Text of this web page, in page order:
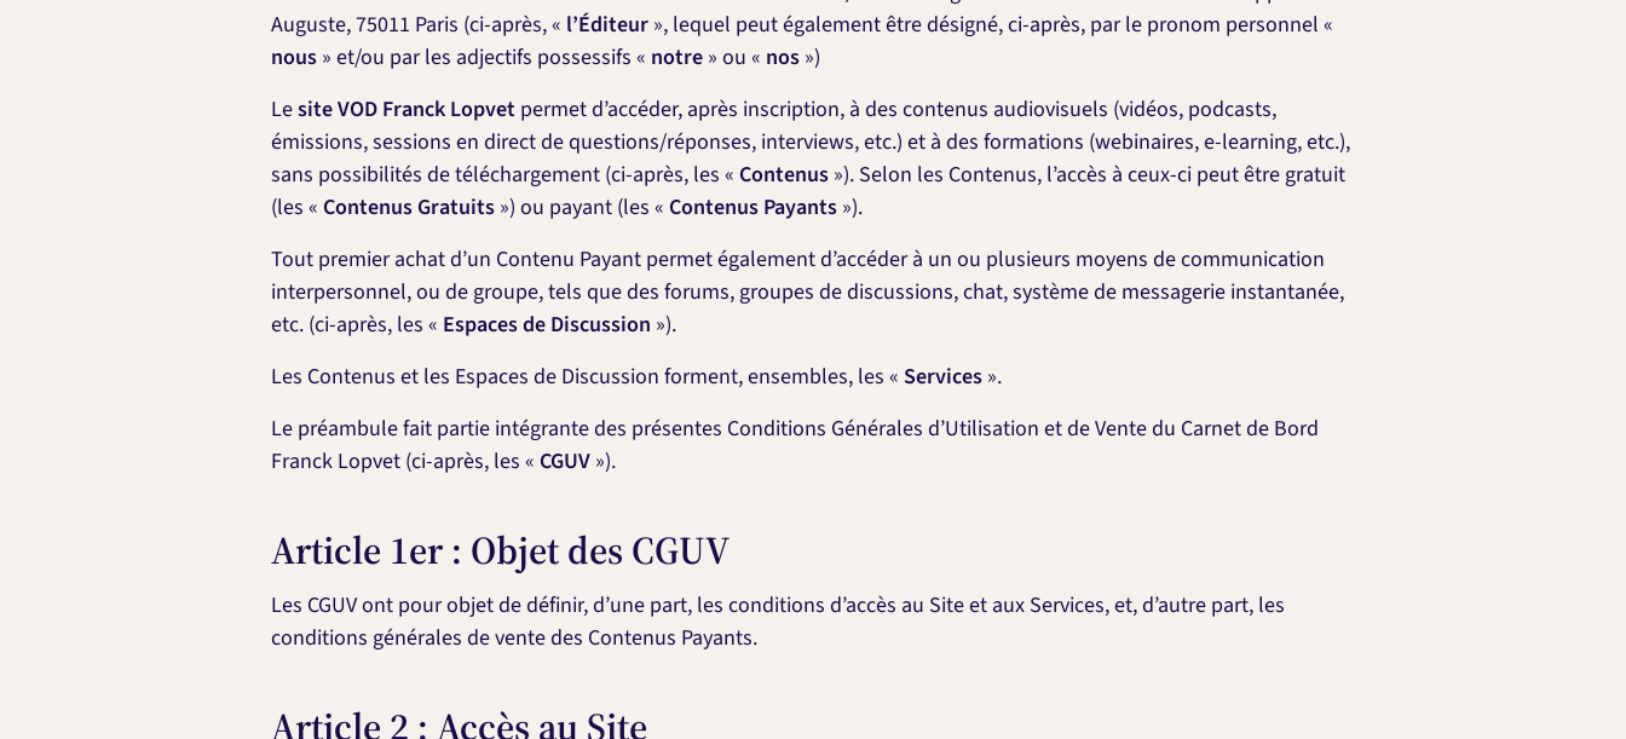
Auguste, 75011 Paris (ci-après, « l’Éditeur », lequel peut également être désigné, ci-après, par le pronom personnel «
nous » et/ou par les adjectifs possessifs « notre » ou « nos »)
Lesite VOD Franck Lopvet permet d’accéder, après inscription, à des contenus audiovisuels (vidéos, podcasts,
émissions, sessions en direct de questions/réponses, interviews, etc.) et à des formations (webinaires, e-learning, etc.),
sans possibilités de téléchargement (ci-après, les « Contenus »). Selon les Contenus, l’accès à ceux-ci peut être gratuit
(les « Contenus Gratuits ») ou payant (les « Contenus Payants »).
Tout premier achat d’un Contenu Payant permet également d’accéder à un ou plusieurs moyens de communication
interpersonnel, ou de groupe, tels que des forums, groupes de discussions, chat, système de messagerie instantanée,
etc. (ci-après, les « Espaces de Discussion »).
Les Contenus et les Espaces de Discussion forment, ensembles, les « Services ».
Le préambule fait partie intégrante des présentes Conditions Générales d’Utilisation et de Vente du Carnet de Bord
Franck Lopvet (ci-après, les « CGUV »).
Article 1er : Objet des CGUV
Les CGUV ont pour objet de définir, d’une part, les conditions d’accès au Site et aux Services, et, d’autre part, les
conditions générales de vente des Contenus Payants.
Article 2 : Accès au Site